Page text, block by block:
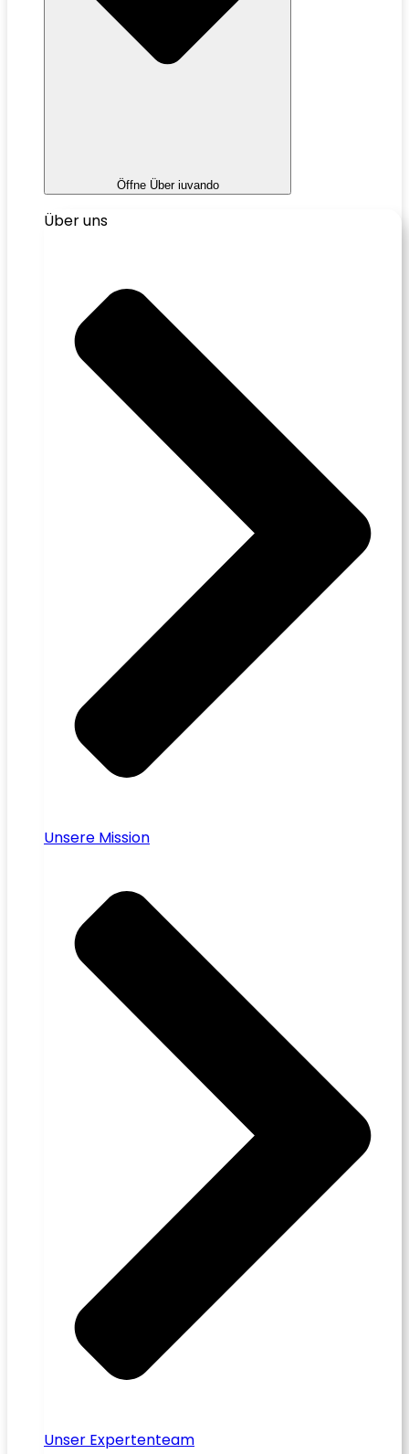
Öffne Über iuvando
Über uns
Unsere Mission
Unser Expertenteam